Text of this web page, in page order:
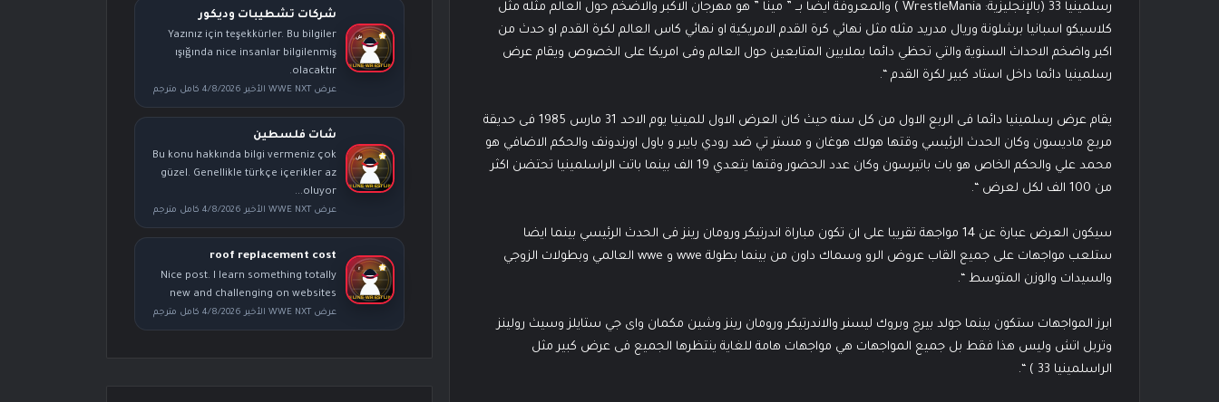
رسلمينيا 33 (بالإنجليزية: WrestleMania ) والمعروفة ايضا بــ ” مينا ” هو مهرجان الاكبر والاضخم حول العالم مثله مثل
كلاسيكو اسبانيا برشلونة وريال مدريد مثله مثل نهائي كرة القدم الامريكية او نهائي كاس العالم لكرة القدم او حدث من
اكبر واضخم الاحداث السنوية والتي تحظي دائما بملايين المتابعين حول العالم وفى امريكا على الخصوص ويقام عرض
رسلمينيا دائما داخل استاد كبير لكرة القدم “.
يقام عرض رسلمينيا دائما فى الربع الاول من كل سنه حيث كان العرض الاول للمينيا يوم الاحد 31 مارس 1985 فى حديقة
مربع ماديسون وكان الحدث الرئيسي وقتها هولك هوغان و مستر تي ضد رودي بايبر و باول اورندونف والحكم الاضافي هو
محمد علي والحكم الخاص هو بات باتيرسون وكان عدد الحضور وقتها يتعدي 19 الف بينما باتت الراسلمينيا تحتضن اكثر
من 100 الف لكل لعرض “.
سيكون العرض عبارة عن 14 مواجهة تقريبا على ان تكون مباراة اندرتيكر ورومان رينز فى الحدث الرئيسي بينما ايضا
ستلعب مواجهات على جميع القاب عروض الرو وسماك داون من بينما بطولة wwe و wwe العالمي وبطولات الزوجي
والسيدات والوزن المتوسط “.
ابرز المواجهات ستكون بينما جولد بيرج وبروك ليسنر والاندرتيكر ورومان رينز وشين مكمان واى جي ستايلز وسيث رولينز
وتربل اتش وليس هذا فقط بل جميع المواجهات هي مواجهات هامة للغاية ينتظرها الجميع فى عرض كبير مثل
الراسلمينيا 33 ) “.
شركات تشطيبات وديكور
Yazınız için teşekkürler. Bu bilgiler
ışığında nice insanlar bilgilenmiş
olacaktır.
عرض WWE NXT الأخير 4/8/2026 كامل مترجم
شات فلسطين
Bu konu hakkında bilgi vermeniz çok
güzel. Genellikle türkçe içerikler az
oluyor...
عرض WWE NXT الأخير 4/8/2026 كامل مترجم
roof replacement cost
Nice post. I learn something totally
new and challenging on websites
عرض WWE NXT الأخير 4/8/2026 كامل مترجم